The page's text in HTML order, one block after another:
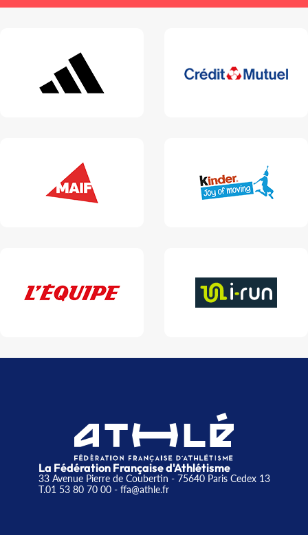
La Fédération Française d'Athlétisme
33 Avenue Pierre de Coubertin - 75640 Paris Cedex 13
T.01 53 80 70 00- ffa@athle.fr